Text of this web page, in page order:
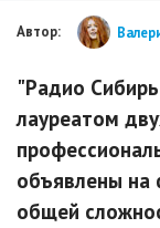
Автор:
"Радио
лауреатом
объявлены на
общей